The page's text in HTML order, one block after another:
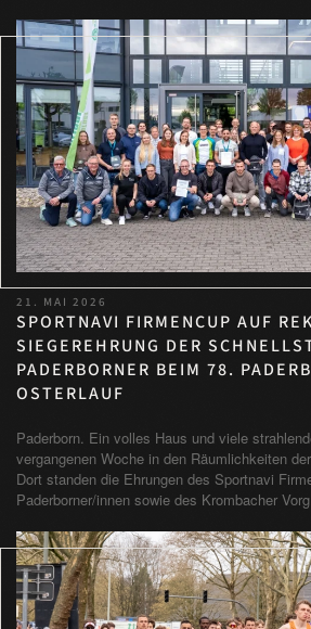
21. MAI 2026
SPORTNAVI FIRMENCUP AUF
SIEGEREHRUNG DER
PADERBORNER BEIM 78.
OSTERLAUF
Paderborn. Ein volles Haus und viele
vergangenen Woche in den Räumlichkeiten
Dort standen die Ehrungen des Sportnavi
Paderborner/innen sowie des Krombacher